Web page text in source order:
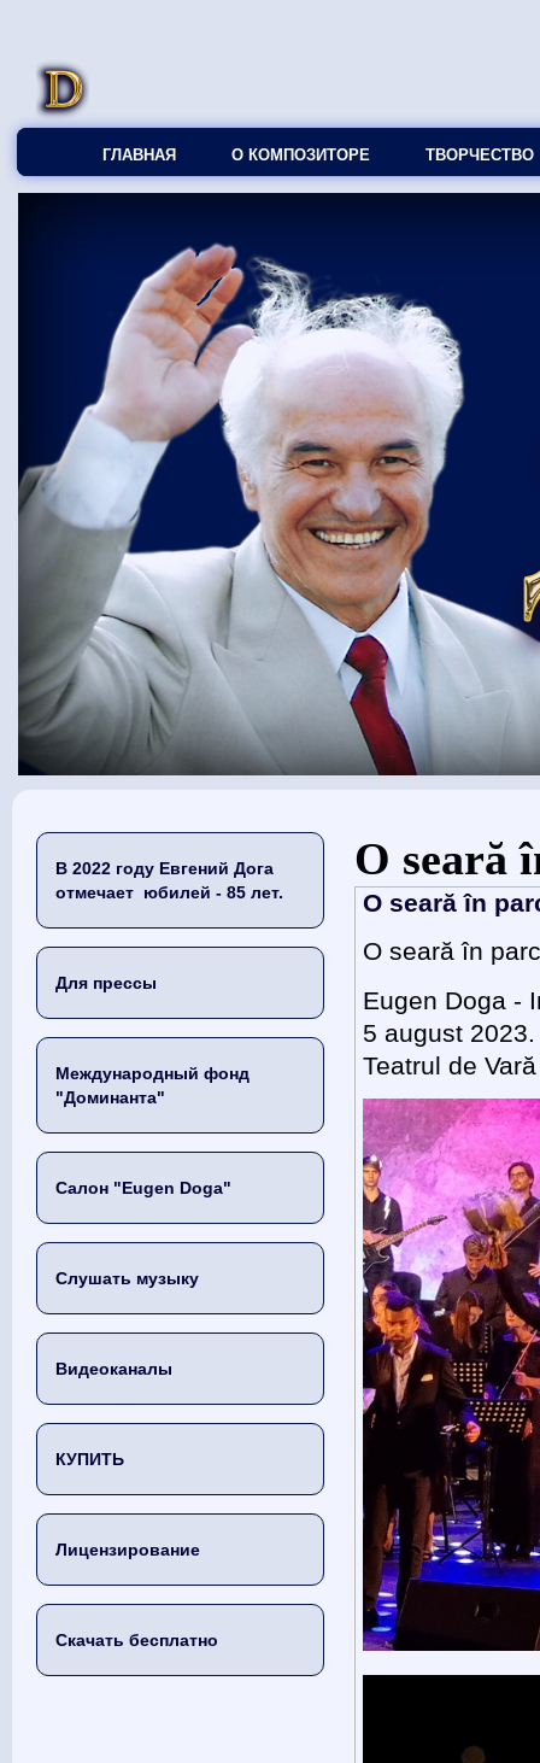
ГЛАВНАЯ О КОМПОЗИТОРЕ ТВОРЧЕСТВО
В 2022 году Евгений Дога
отмечает юбилей - 85 лет.
Для прессы
Международный фонд
"Доминанта"
Салон "Eugen Doga"
Слушать музыку
Видеоканалы
КУПИТЬ
Лицензирование
Скачать бесплатно
Вы здесь
O seară
O seară în
O seară în
Eugen Doga -
5 august 2023.
Teatrul de